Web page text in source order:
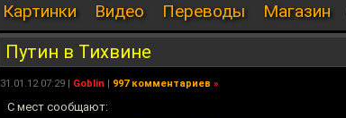
Картинки Видео Переводы Магазин
Путин в Тихвине
31.01.12 07:29 | Goblin | 997 комментариев »
C мест сообщают: